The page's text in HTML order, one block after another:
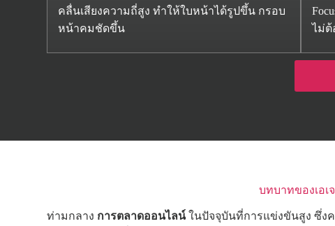
คลื่นเสียงความถี่สูง ทำให้ใบหน้าได้รูปขึ้น กรอบ
หน้าคมชัดขึ้น
ไม่
บทบาทของเอ
ท่ามกลาง การตลาดออนไลน์ในปัจจุบันที่การแข่งขันสูง ซึ่ง